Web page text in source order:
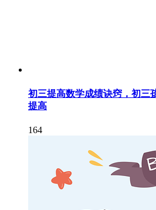
初三提高数学成绩诀窍，初三
提高
164